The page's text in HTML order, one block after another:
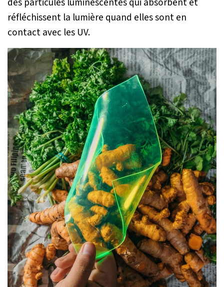
réfléchissent la lumière quand elles sont en
contact avec les UV.